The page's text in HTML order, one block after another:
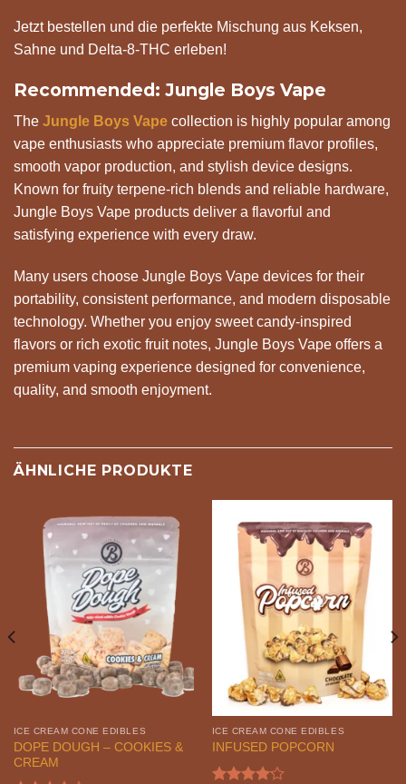
Jetzt bestellen und die perfekte Mischung aus Keksen,
Sahne und Delta-8-THC erleben!
Recommended: Jungle Boys Vape
The Jungle Boys Vape collection is highly popular among
vape enthusiasts who appreciate premium flavor profiles,
smooth vapor production, and stylish device designs.
Known for fruity terpene-rich blends and reliable hardware,
Jungle Boys Vape products deliver a flavorful and
satisfying experience with every draw.
Many users choose Jungle Boys Vape devices for their
portability, consistent performance, and modern disposable
technology. Whether you enjoy sweet candy-inspired
flavors or rich exotic fruit notes, Jungle Boys Vape offers a
premium vaping experience designed for convenience,
quality, and smooth enjoyment.
ÄHNLICHE PRODUKTE
ICE CREAM CONE EDIBLES
DOPE DOUGH – COOKIES &
CREAM
ICE CREAM CONE EDIBLES
INFUSED POPCORN